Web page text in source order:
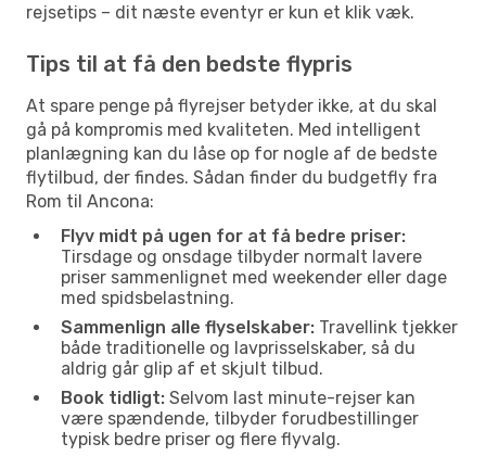
rejsetips – dit næste eventyr er kun et klik væk.
Tips til at få den bedste flypris
At spare penge på flyrejser betyder ikke, at du skal
gå på kompromis med kvaliteten. Med intelligent
planlægning kan du låse op for nogle af de bedste
flytilbud, der findes. Sådan finder du budgetfly fra
Rom til Ancona:
Flyv midt på ugen for at få bedre priser:
Tirsdage og onsdage tilbyder normalt lavere
priser sammenlignet med weekender eller dage
med spidsbelastning.
Sammenlign alle flyselskaber: Travellink tjekker
både traditionelle og lavprisselskaber, så du
aldrig går glip af et skjult tilbud.
Book tidligt: Selvom last minute-rejser kan
være spændende, tilbyder forudbestillinger
typisk bedre priser og flere flyvalg.